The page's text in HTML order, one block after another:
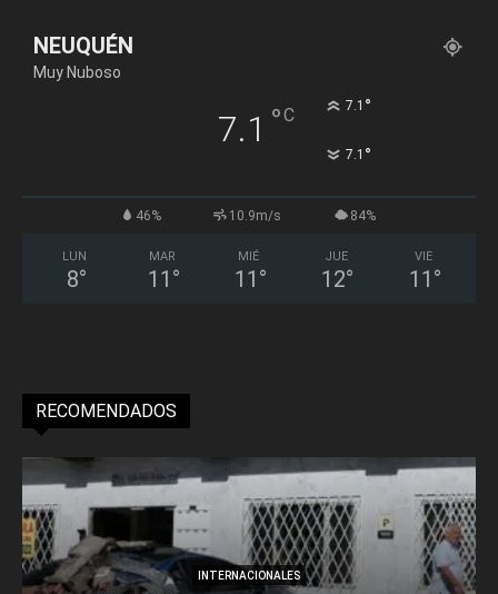
NEUQUÉN
Muy Nuboso
7.1 °C 7.1 °
7.1 °
46% 10.9m/s 84%
LUN
8°
MAR
11 °
MIÉ
11 °
JUE
12°
VIE
11 °
RECOMENDADOS
INTERNACIONALES